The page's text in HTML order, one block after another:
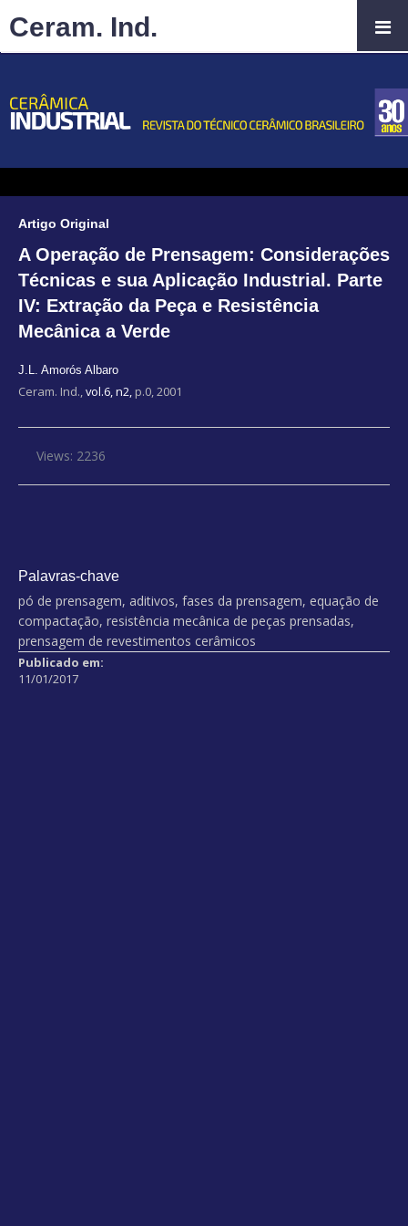
Artigo Original
A Operação de Prensagem: Considerações
Técnicas e sua Aplicação Industrial. Parte
IV: Extração da Peça e Resistência
Mecânica a Verde
J.L. Amorós Albaro
Ceram. Ind.,vol.6, n2, p.0, 2001
Views: 2236
Palavras-chave
pó de prensagem, aditivos, fases da prensagem, equação de
compactação, resistência mecânica de peças prensadas,
prensagem de revestimentos cerâmicos
Publicado em:
11/01/2017
Ceram. Ind.